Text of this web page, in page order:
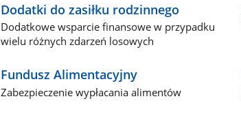
Dodatki do zasiłku rodzinnego
Dodatkowe wsparcie finansowe w przypadku
wielu różnych zdarzeń losowych
Fundusz Alimentacyjny
Zabezpieczenie wypłacania alimentów